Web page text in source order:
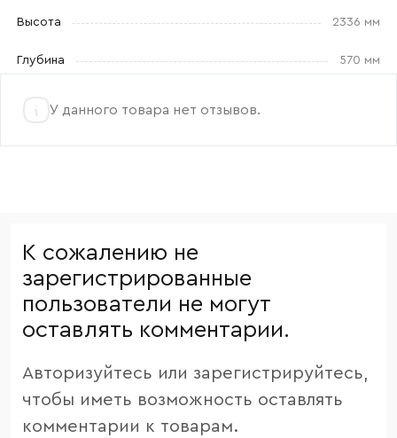
Высота 2336 мм
Глубина 570 мм
У данного товара нет отзывов.
К сожалению не
зарегистрированные
пользователи не могут
оставлять комментарии.
Авторизуйтесь или зарегистрируйтесь,
чтобы иметь возможность оставлять
комментарии к товарам.